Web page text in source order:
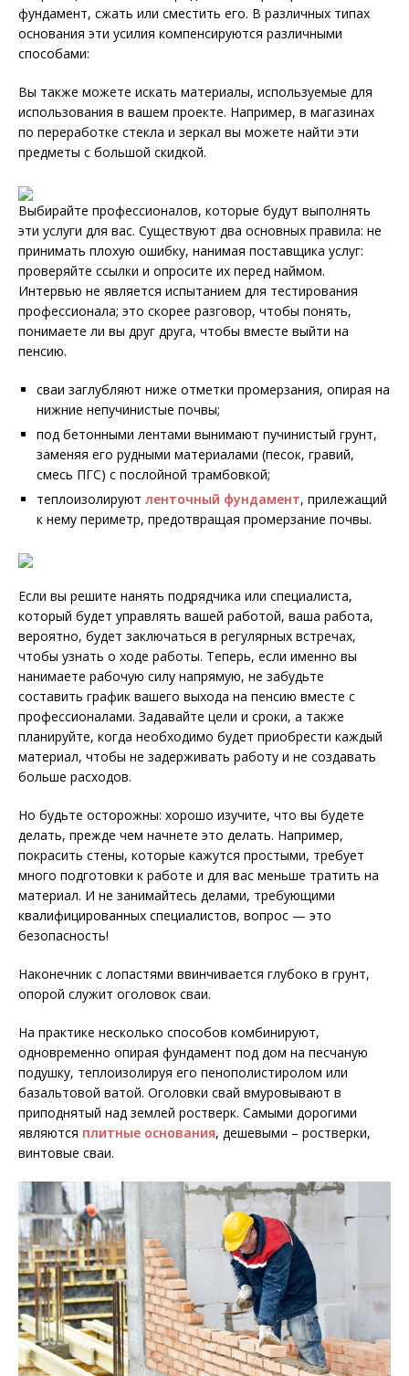
фундамент, сжать или сместить его. В различных типах
основания эти усилия компенсируются различными
способами:
Вы также можете искать материалы, используемые для
использования в вашем проекте. Например, в магазинах
по переработке стекла и зеркал вы можете найти эти
предметы с большой скидкой.
Выбирайте профессионалов, которые будут выполнять
эти услуги для вас. Существуют два основных правила: не
принимать плохую ошибку, нанимая поставщика услуг:
проверяйте ссылки и опросите их перед наймом.
Интервью не является испытанием для тестирования
профессионала; это скорее разговор, чтобы понять,
понимаете ли вы друг друга, чтобы вместе выйти на
пенсию.
сваи заглубляют ниже отметки промерзания, опирая на
нижние непучинистые почвы;
под бетонными лентами вынимают пучинистый грунт,
заменяя его рудными материалами (песок, гравий,
смесь ПГС) с послойной трамбовкой;
теплоизолируют ленточный фундамент, прилежащий
к нему периметр, предотвращая промерзание почвы.
Если вы решите нанять подрядчика или специалиста,
который будет управлять вашей работой, ваша работа,
вероятно, будет заключаться в регулярных встречах,
чтобы узнать о ходе работы. Теперь, если именно вы
нанимаете рабочую силу напрямую, не забудьте
составить график вашего выхода на пенсию вместе с
профессионалами. Задавайте цели и сроки, а также
планируйте, когда необходимо будет приобрести каждый
материал, чтобы не задерживать работу и не создавать
больше расходов.
Но будьте осторожны: хорошо изучите, что вы будете
делать, прежде чем начнете это делать. Например,
покрасить стены, которые кажутся простыми, требует
много подготовки к работе и для вас меньше тратить на
материал. И не занимайтесь делами, требующими
квалифицированных специалистов, вопрос — это
безопасность!
Наконечник с лопастями ввинчивается глубоко в грунт,
опорой служит оголовок сваи.
На практике несколько способов комбинируют,
одновременно опирая фундамент под дом на песчаную
подушку, теплоизолируя его пенополистиролом или
базальтовой ватой. Оголовки свай вмуровывают в
приподнятый над землей ростверк. Самыми дорогими
являются плитные основания, дешевыми – ростверки,
винтовые сваи.